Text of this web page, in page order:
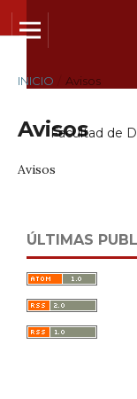
Facultad de
INICIO Avisos
Avisos
Avisos
ÚLTIMAS